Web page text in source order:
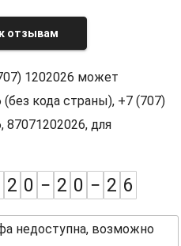
отзывам
1202026 может
кода страны), +7 (707)
87071202026, для
2 0 − 2 0 − 2 6
недоступна, возможно